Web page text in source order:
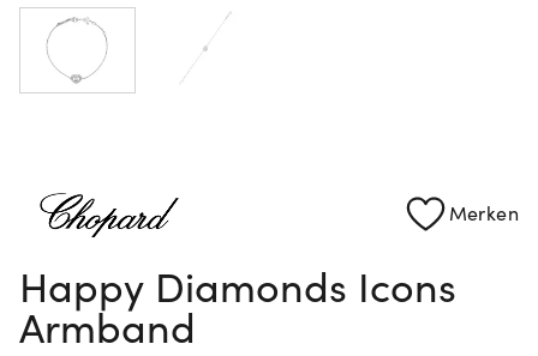
Merken
Happy Diamonds Icons
Armband